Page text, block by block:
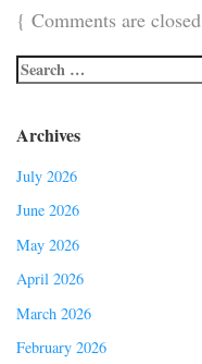
{ Comments are closed
Archives
July 2026
June 2026
May 2026
April 2026
March 2026
February 2026